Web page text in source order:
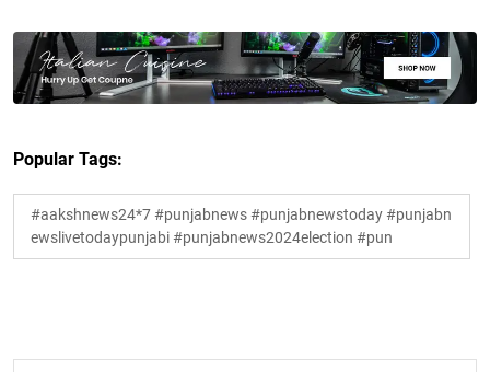
Popular Tags:
#aakshnews24*7 #punjabnews #punjabnewstoday #punjabn
ewslivetodaypunjabi #punjabnews2024election #pun